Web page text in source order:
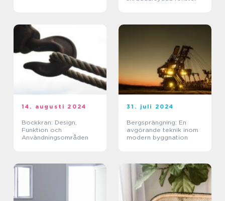
14. augusti 2024
Bockkran: Design,
Funktion och
Användningsområden
31. juli 2024
Bergsprängning: En
avgörande teknik inom
modern byggnation